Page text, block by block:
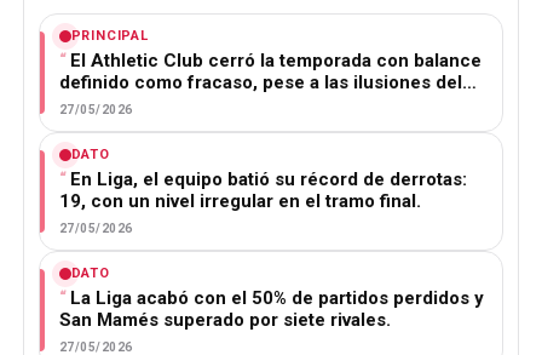
PRINCIPAL
El Athletic Club cerró la temporada con balance
definido como fracaso, pese a las ilusiones del…
27/05/2026
DATO
En Liga, el equipo batió su récord de derrotas:
19, con un nivel irregular en el tramo final.
27/05/2026
DATO
La Liga acabó con el 50% de partidos perdidos y
San Mamés superado por siete rivales.
27/05/2026